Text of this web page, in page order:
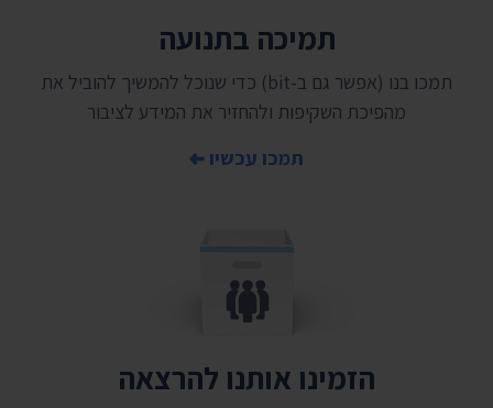
תמיכה בתנועה
תמכו בנו (אפשר גם ב-bit) כדי שנוכל להמשיך להוביל את
מהפיכת השקיפות ולהחזיר את המידע לציבור
תמכו עכשיו
הזמינו אותנו להרצאה